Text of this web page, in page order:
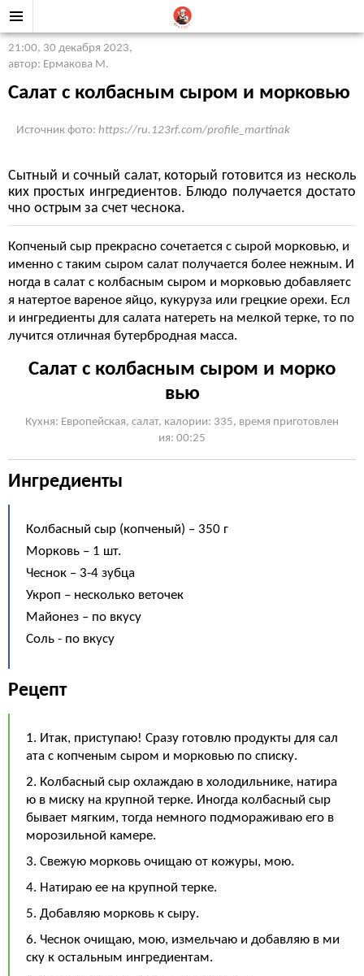
21:00, 30 декабря 2023,
автор: Ермакова М.
Салат с колбасным сыром и морковью
Источник фото: https://ru.123rf.com/profile_martinak
Сытный и сочный салат, который готовится из несколь
ких простых ингредиентов. Блюдо получается достато
чно острым за счет чеснока.
Копченый сыр прекрасно сочетается с сырой морковью, и
именно с таким сыром салат получается более нежным. И
ногда в салат с колбасным сыром и морковью добавляетс
я натертое вареное яйцо, кукуруза или грецкие орехи. Есл
и ингредиенты для салата натереть на мелкой терке, то по
лучится отличная бутербродная масса.
Салат с колбасным сыром и морко
вью
Кухня: Европейская, cалат, калории: 335, время приготовлен
ия: 00:25
Ингредиенты
Колбасный сыр (копченый) – 350 г
Морковь – 1 шт.
Чеснок – 3-4 зубца
Укроп – несколько веточек
Майонез – по вкусу
Соль - по вкусу
Рецепт
1. Итак, приступаю! Сразу готовлю продукты для сал
ата с копченым сыром и морковью по списку.
2. Колбасный сыр охлаждаю в холодильнике, натира
ю в миску на крупной терке. Иногда колбасный сыр
бывает мягким, тогда немного подмораживаю его в
морозильной камере.
3. Свежую морковь очищаю от кожуры, мою.
4. Натираю ее на крупной терке.
5. Добавляю морковь к сыру.
6. Чеснок очищаю, мою, измельчаю и добавляю в ми
ску к остальным ингредиентам.